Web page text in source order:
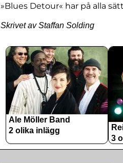
»Blues Detour« har på alla
Skrivet av Staffan Solding
Ale Möller Band
2 olika inlägg
3